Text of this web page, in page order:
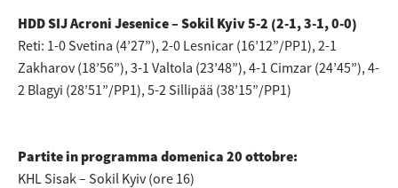
HDD SIJ Acroni Jesenice – Sokil Kyiv 5-2 (2-1, 3-1, 0-0)
Reti: 1-0 Svetina (4’27”), 2-0 Lesnicar (16’12”/PP1), 2-1
Zakharov (18’56”), 3-1 Valtola (23’48”), 4-1 Cimzar (24’45”), 4-
2 Blagyi (28’51”/PP1), 5-2 Sillipää (38’15”/PP1)
Partite in programma domenica 20 ottobre:
KHL Sisak – Sokil Kyiv (ore 16)